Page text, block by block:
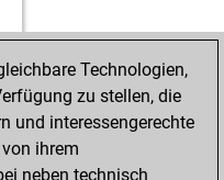
Technologien,
zu stellen, die
und interessengerechte
ihrem
neben technisch